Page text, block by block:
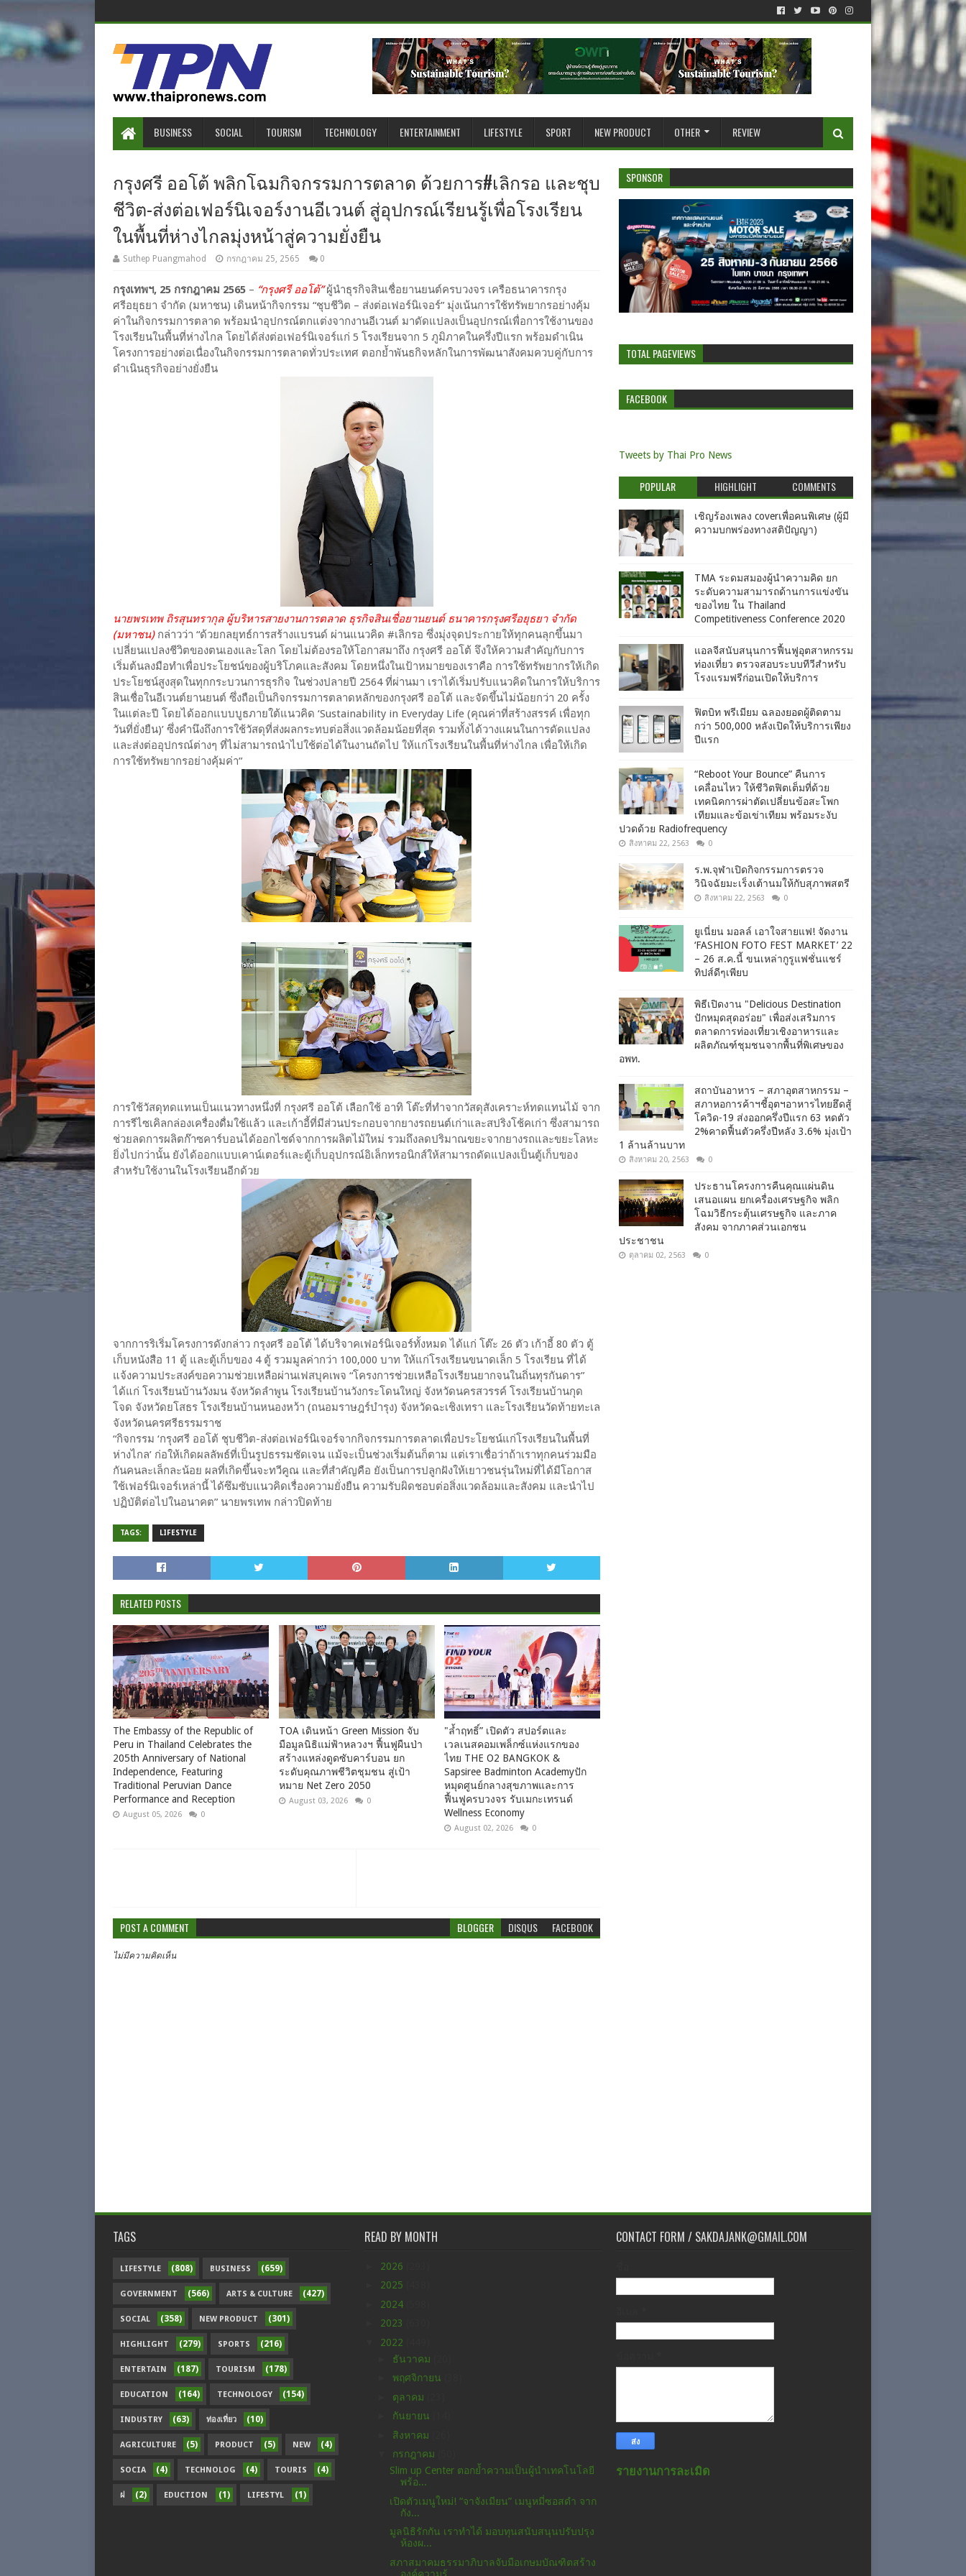
BUSINESS SOCIAL TOURISM TECHNOLOGY ENTERTAINMENT LIFESTYLE SPORT NEW PRODUCT OTHER REVIEW
กรุงศรี ออโต้ พลิกโฉมกิจกรรมการตลาด ด้วยการ#เลิกรอ และชุบ
ชีวิต-ส่งต่อเฟอร์นิเจอร์งานอีเวนต์ สู่อุปกรณ์เรียนรู้เพื่อโรงเรียน
ในพื้นที่ห่างไกลมุ่งหน้าสู่ความยั่งยืน
Suthep Puangmahod กรกฎาคม 25, 2565 0
กรุงเทพฯ, 25 กรกฎาคม 2565 – “กรุงศรี ออโต้”ผู้นำธุรกิจสินเชื่อยานยนต์ครบวงจร เครือธนาคารกรุง
ศรีอยุธยา จำกัด (มหาชน) เดินหน้ากิจกรรม “ชุบชีวิต – ส่งต่อเฟอร์นิเจอร์” มุ่งเน้นการใช้ทรัพยากรอย่างคุ้ม
ค่าในกิจกรรมการตลาด พร้อมนำอุปกรณ์ตกแต่งจากงานอีเวนต์ มาดัดแปลงเป็นอุปกรณ์เพื่อการใช้งานของ
โรงเรียนในพื้นที่ห่างไกล โดยได้ส่งต่อเฟอร์นิเจอร์แก่ 5 โรงเรียนจาก 5 ภูมิภาคในครึ่งปีแรก พร้อมดำเนิน
โครงการอย่างต่อเนื่องในกิจกรรมการตลาดทั่วประเทศ ตอกย้ำพันธกิจหลักในการพัฒนาสังคมควบคู่กับการ
ดำเนินธุรกิจอย่างยั่งยืน
นายพรเทพ ถิรสุนทรากุล ผู้บริหารสายงานการตลาด ธุรกิจสินเชื่อยานยนต์ ธนาคารกรุงศรีอยุธยา จำกัด
(มหาชน) กล่าวว่า “ด้วยกลยุทธ์การสร้างแบรนด์ ผ่านแนวคิด #เลิกรอ ซึ่งมุ่งจุดประกายให้ทุกคนลุกขึ้นมา
เปลี่ยนแปลงชีวิตของตนเองและโลก โดยไม่ต้องรอให้โอกาสมาถึง กรุงศรี ออโต้ จึงให้ความสำคัญกับการ
เริ่มต้นลงมือทำเพื่อประโยชน์ของผู้บริโภคและสังคม โดยหนึ่งในเป้าหมายของเราคือ การใช้ทรัพยากรให้เกิด
ประโยชน์สูงสุดในทุกกระบวนการธุรกิจ ในช่วงปลายปี 2564 ที่ผ่านมา เราได้เริ่มปรับแนวคิดในการให้บริการ
สินเชื่อในอีเวนต์ยานยนต์ ซึ่งถือเป็นกิจกรรมการตลาดหลักของกรุงศรี ออโต้ และจัดขึ้นไม่น้อยกว่า 20 ครั้ง
ในแต่ละปี โดยได้ออกแบบบูธภายใต้แนวคิด ‘Sustainability in Everyday Life (คุณค่าที่สร้างสรรค์ เพื่อทุก
วันที่ยั่งยืน)’ ซึ่งคำนึงถึงการใช้วัสดุที่ส่งผลกระทบต่อสิ่งแวดล้อมน้อยที่สุด รวมทั้งได้วางแผนในการดัดแปลง
และส่งต่ออุปกรณ์ต่างๆ ที่ไม่สามารถนำไปใช้ต่อได้ในงานถัดไป ให้แก่โรงเรียนในพื้นที่ห่างไกล เพื่อให้เกิด
การใช้ทรัพยากรอย่างคุ้มค่า”
การใช้วัสดุทดแทนเป็นแนวทางหนึ่งที่ กรุงศรี ออโต้ เลือกใช้ อาทิ โต๊ะที่ทำจากวัสดุสังเคราะห์ทดแทนไม้ จาก
การรีไซเคิลกล่องเครื่องดื่มใช้แล้ว และเก้าอี้ที่มีส่วนประกอบจากยางรถยนต์เก่าและสปริงโช้คเก่า ซึ่งสามารถ
ช่วยลดการผลิตก๊าซคาร์บอนได้ออกไซด์จากการผลิตไม้ใหม่ รวมถึงลดปริมาณขยะจากยางรถและขยะโลหะ
ยิ่งไปกว่านั้น ยังได้ออกแบบเคาน์เตอร์และตู้เก็บอุปกรณ์อิเล็กทรอนิกส์ให้สามารถดัดแปลงเป็นตู้เก็บของ
สำหรับใช้งานในโรงเรียนอีกด้วย
จากการริเริ่มโครงการดังกล่าว กรุงศรี ออโต้ ได้บริจาคเฟอร์นิเจอร์ทั้งหมด ได้แก่ โต๊ะ 26 ตัว เก้าอี้ 80 ตัว ตู้
เก็บหนังสือ 11 ตู้ และตู้เก็บของ 4 ตู้ รวมมูลค่ากว่า 100,000 บาท ให้แก่โรงเรียนขนาดเล็ก 5 โรงเรียน ที่ได้
แจ้งความประสงค์ขอความช่วยเหลือผ่านเฟสบุคเพจ “โครงการช่วยเหลือโรงเรียนยากจนในถิ่นทุรกันดาร”
ได้แก่ โรงเรียนบ้านวังมน จังหวัดลำพูน โรงเรียนบ้านวังกระโดนใหญ่ จังหวัดนครสวรรค์ โรงเรียนบ้านกุด
โจด จังหวัดยโสธร โรงเรียนบ้านหนองหว้า (ถนอมราษฎร์บำรุง) จังหวัดฉะเชิงเทรา และโรงเรียนวัดท้ายทะเล
จังหวัดนครศรีธรรมราช
“กิจกรรม ‘กรุงศรี ออโต้ ชุบชีวิต-ส่งต่อเฟอร์นิเจอร์จากกิจกรรมการตลาดเพื่อประโยชน์แก่โรงเรียนในพื้นที่
ห่างไกล’ ก่อให้เกิดผลลัพธ์ที่เป็นรูปธรรมชัดเจน แม้จะเป็นช่วงเริ่มต้นก็ตาม แต่เราเชื่อว่าถ้าเราทุกคนร่วมมือ
กันคนละเล็กละน้อย ผลที่เกิดขึ้นจะทวีคูณ และที่สำคัญคือ ยังเป็นการปลูกฝังให้เยาวชนรุ่นใหม่ที่ได้มีโอกาส
ใช้เฟอร์นิเจอร์เหล่านี้ ได้ซึมซับแนวคิดเรื่องความยั่งยืน ความรับผิดชอบต่อสิ่งแวดล้อมและสังคม และนำไป
ปฏิบัติต่อไปในอนาคต” นายพรเทพ กล่าวปิดท้าย
TAGS: LIFESTYLE
RELATED POSTS
The Embassy of the Republic of
Peru in Thailand Celebrates the
205th Anniversary of National
Independence, Featuring
Traditional Peruvian Dance
Performance and Reception
August 05, 2026 0
TOA เดินหน้า Green Mission จับ
มือมูลนิธิแม่ฟ้าหลวงฯ ฟื้นฟูผืนป่า
สร้างแหล่งดูดซับคาร์บอน ยก
ระดับคุณภาพชีวิตชุมชน สู่เป้า
หมาย Net Zero 2050
August 03, 2026 0
"ล้ำฤทธิ์” เปิดตัว สปอร์ตและ
เวลเนสคอมเพล็กซ์แห่งแรกของ
ไทย THE O2 BANGKOK &
Sapsiree Badminton Academyปัก
หมุดศูนย์กลางสุขภาพและการ
ฟื้นฟูครบวงจร รับเมกะเทรนด์
Wellness Economy
August 02, 2026 0
POST A COMMENT BLOGGER DISQUS FACEBOOK
ไม่มีความคิดเห็น
SPONSOR
TOTAL PAGEVIEWS
FACEBOOK
Tweets by Thai Pro News
POPULAR HIGHLIGHT COMMENTS
เชิญร้องเพลง coverเพื่อคนพิเศษ (ผู้มี
ความบกพร่องทางสติปัญญา)
TMA ระดมสมองผู้นำความคิด ยก
ระดับความสามารถด้านการแข่งขัน
ของไทย ใน Thailand
Competitiveness Conference 2020
แอลจีสนับสนุนการฟื้นฟูอุตสาหกรรม
ท่องเที่ยว ตรวจสอบระบบทีวีสำหรับ
โรงแรมฟรีก่อนเปิดให้บริการ
ฟิตบิท พรีเมียม ฉลองยอดผู้ติดตาม
กว่า 500,000 หลังเปิดให้บริการเพียง
ปีแรก
“Reboot Your Bounce” คืนการ
เคลื่อนไหว ให้ชีวิตฟิตเต็มที่ด้วย
เทคนิคการผ่าตัดเปลี่ยนข้อสะโพก
เทียมและข้อเข่าเทียม พร้อมระงับ
ปวดด้วย Radiofrequency
สิงหาคม 22, 2563 0
ร.พ.จุฬาเปิดกิจกรรมการตรวจ
วินิจฉัยมะเร็งเต้านมให้กับสุภาพสตรี
สิงหาคม 22, 2563 0
ยูเนี่ยน มอลล์ เอาใจสายแฟ! จัดงาน
‘FASHION FOTO FEST MARKET’ 22
– 26 ส.ค.นี้ ขนเหล่ากูรูแฟชั่นแชร์
ทิปส์ดีๆเพียบ
พิธีเปิดงาน "Delicious Destination
ปักหมุดสุดอร่อย" เพื่อส่งเสริมการ
ตลาดการท่องเที่ยวเชิงอาหารและ
ผลิตภัณฑ์ชุมชนจากพื้นที่พิเศษของ
อพท.
สถาบันอาหาร – สภาอุตสาหกรรม –
สภาหอการค้าฯชี้อุตฯอาหารไทยฮึดสู้
โควิด-19 ส่งออกครึ่งปีแรก 63 หดตัว
2%คาดฟื้นตัวครึ่งปีหลัง 3.6% มุ่งเป้า
1 ล้านล้านบาท
สิงหาคม 20, 2563 0
ประธานโครงการคืนคุณแผ่นดิน
เสนอแผน ยกเครื่องเศรษฐกิจ พลิก
โฉมวิธีกระตุ้นเศรษฐกิจ และภาค
สังคม จากภาคส่วนเอกชน
ประชาชน
ตุลาคม 02, 2563 0
TAGS
LIFESTYLE (808) BUSINESS (659)
GOVERNMENT (566) ARTS & CULTURE (427)
SOCIAL (358) NEW PRODUCT (301)
HIGHLIGHT (279) SPORTS (216)
ENTERTAIN (187) TOURISM (178)
EDUCATION (164) TECHNOLOGY (154)
INDUSTRY (63) ท่องเที่ยว (10)
AGRICULTURE (5) PRODUCT (5) NEW (4)
SOCIA (4) TECHNOLOG (4) TOURIS (4)
ฝ (2) EDUCTION (1) LIFESTYL (1)
READ BY MONTH
2026
2025
2024
2023
2022
ธันวาคม
พฤศจิกายน
ตุลาคม
กันยายน
สิงหาคม
กรกฎาคม
Slim up Center ตอกย้ำความเป็นผู้นำเทคโนโลยี
พร้อ...
เปิดตัวเมนูใหม่! “จาจังเมียน” เมนูหมี่ซอสดำ จาก
กัง...
มูลนิธิรักกัน เราทำได้ มอบทุนสนับสนุนปรับปรุง
ห้องผ...
สภาสมาคมธรรมาภิบาลจับมือเกษมบัณฑิตสร้าง
องค์ความรู้...
CONTACT FORM / SAKDAJANK@GMAIL.COM
รายงานการละเมิด